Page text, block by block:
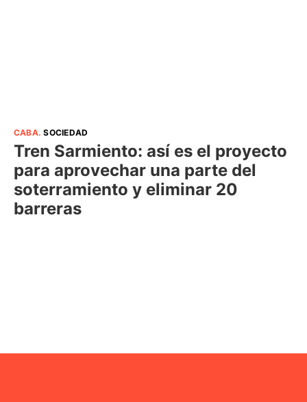
CABA.SOCIEDAD
Tren Sarmiento: así es el proyecto
para aprovechar una parte del
soterramiento y eliminar 20
barreras